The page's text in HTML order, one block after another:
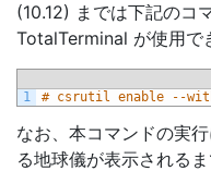
(10.12) までは下記のコ
TotalTerminal が使用で
1 # csrutil enable --
なお、本コマンドの実
る地球儀が表示される